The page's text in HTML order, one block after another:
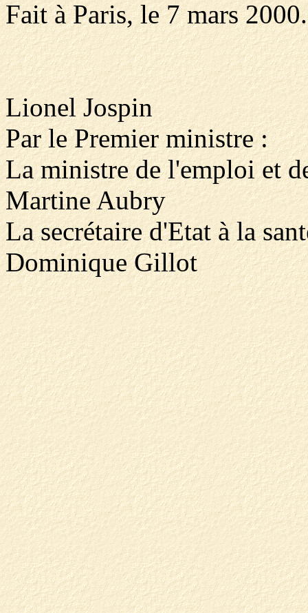
Fait à Paris, le 7 mars 2000.
Lionel Jospin
Par le Premier ministre :
La ministre de l'emploi et
Martine Aubry
La secrétaire d'Etat à la
Dominique Gillot